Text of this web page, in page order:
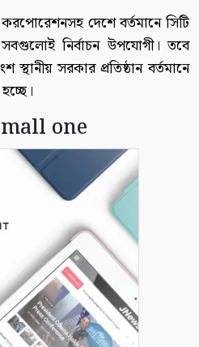
দেশে বর্তমানে সিটি
নির্বাচন উপযোগী। তবে
সরকার প্রতিষ্ঠান বর্তমানে
one